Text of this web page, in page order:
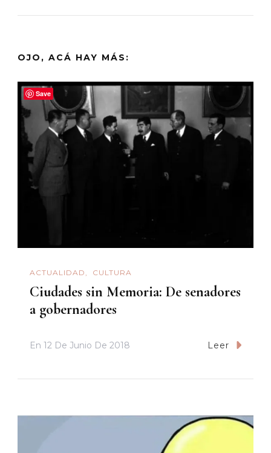
OJO, ACÁ HAY MÁS:
ACTUALIDAD CULTURA
Ciudades sin Memoria: De senadores
a gobernadores
En 12 De Junio De 2018 Leer
Save